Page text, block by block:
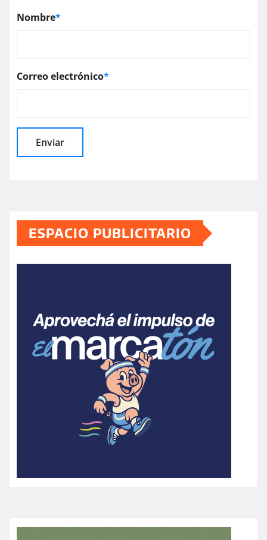
Nombre*
Correo electrónico*
ESPACIO PUBLICITARIO